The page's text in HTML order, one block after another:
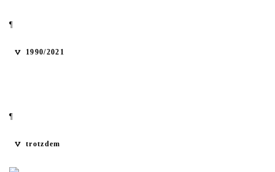
¶
1990/2021
¶
trotzdem